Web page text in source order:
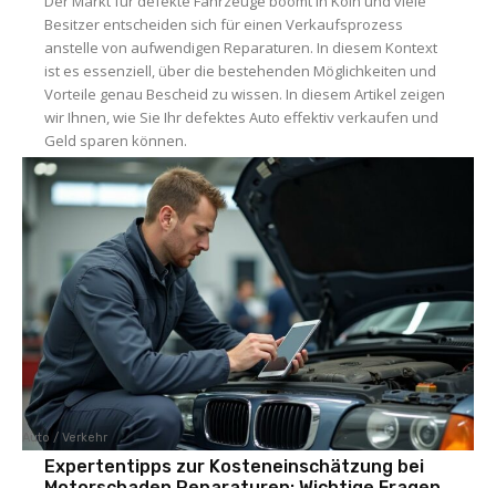
Besitzer entscheiden sich für einen Verkaufsprozess
anstelle von aufwendigen Reparaturen. In diesem Kontext
ist es essenziell, über die bestehenden Möglichkeiten und
Vorteile genau Bescheid zu wissen. In diesem Artikel zeigen
wir Ihnen, wie Sie Ihr defektes Auto effektiv verkaufen und
Geld sparen können.
Auto / Verkehr
Expertentipps zur Kosteneinschätzung bei